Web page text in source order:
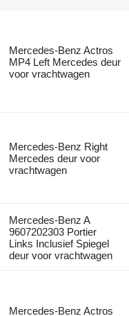
Mercedes-Benz Actros
MP4 Left Mercedes deur
voor vrachtwagen
Mercedes-Benz Right
Mercedes deur voor
vrachtwagen
Mercedes-Benz A
9607202303 Portier
Links Inclusief Spiegel
deur voor vrachtwagen
Mercedes-Benz Actros